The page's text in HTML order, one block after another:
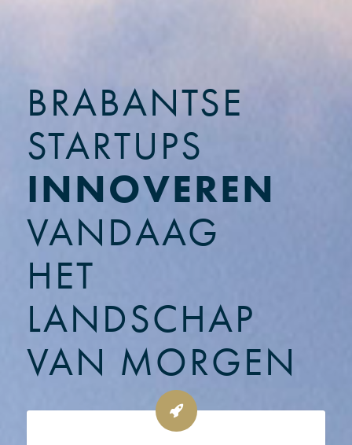
BRABANTSE
STARTUPS
INNOVEREN
VANDAAG
HET
LANDSCHAP
VAN MORGEN